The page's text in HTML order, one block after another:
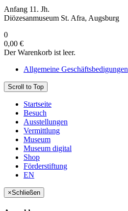
Anfang 11. Jh.
Diözesanmuseum St. Afra, Augsburg
0
0,00 €
Der Warenkorb ist leer.
Allgemeine Geschäftsbedigungen
Scroll to Top
Startseite
Besuch
Ausstellungen
Vermittlung
Museum
Museum digital
Shop
Förderstiftung
EN
×Schließen